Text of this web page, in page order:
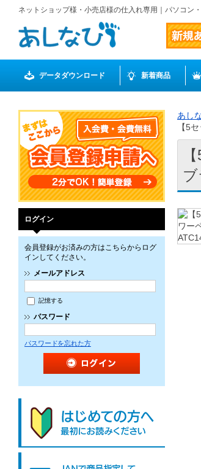
ネットショップ様・小売店様の仕入れ専用｜パソコン
データダウンロード 新着商品
ログイン
会員登録がお済みの方はこちらからログ
インしてください。
メールアドレス
記憶する
パスワード
パスワードを忘れた方
あし
【5